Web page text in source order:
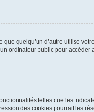
quelqu’un d’autre utilise
ordinateur public pour accéder
telles que les
des cookies pourrait les